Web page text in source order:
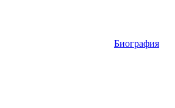
Биография